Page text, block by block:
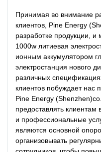
Принимая во внимание
клиентов, Pine Energy
разработке продукции,
1000w литиевая
ионным аккумулятором
электростанция нового
различных
клиентов побуждает нас
Pine Energy
предоставлять клиентам
и профессиональные
являются основной
организовывать